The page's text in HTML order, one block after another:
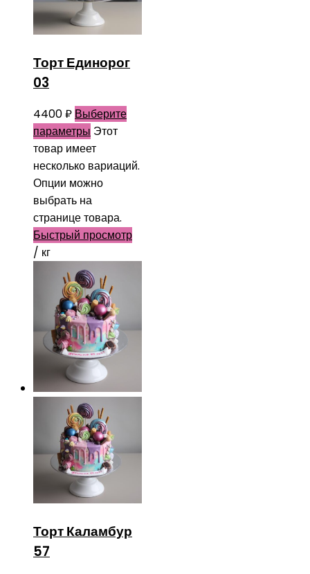
Торт Единорог
03
4400₽ Выберите
параметры Этот
товар имеет
несколько вариаций.
Опции можно
выбрать на
странице товара.
Быстрый просмотр
/ кг
Торт Каламбур
57